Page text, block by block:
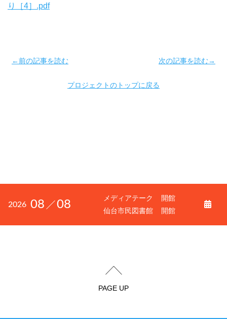
り［4］.pdf
←前の記事を読む
プロジェクトのトップに戻る
次の記事を読む→
2026 08 08
メディアテーク
開館
仙台市民図書館
開館
PAGE UP